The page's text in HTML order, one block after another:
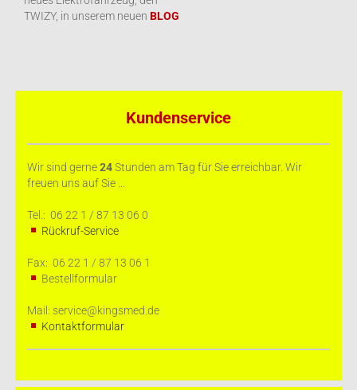
TWIZY, in unserem neuen BLOG
Kundenservice
Wir sind gerne24Stunden am Tag für Sie erreichbar. Wir
freuen uns auf Sie ...
Tel.: 06 22 1 / 87 13 06 0
Rückruf-Service
Fax: 06 22 1 / 87 13 06 1
Bestellformular
Mail: service@kingsmed.de
Kontaktformular